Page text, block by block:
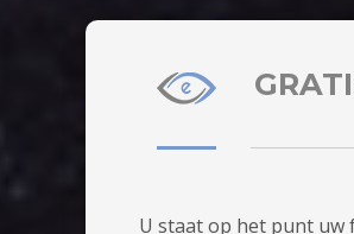
U staat op het punt